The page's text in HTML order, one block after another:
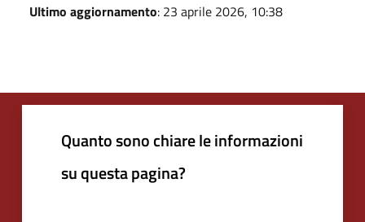
Ultimo aggiornamento: 23 aprile 2026, 10:38
Quanto sono chiare le informazioni
su questa pagina?